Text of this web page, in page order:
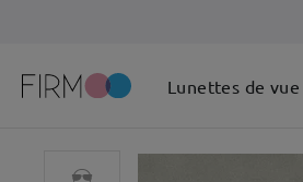
Lunettes de vue